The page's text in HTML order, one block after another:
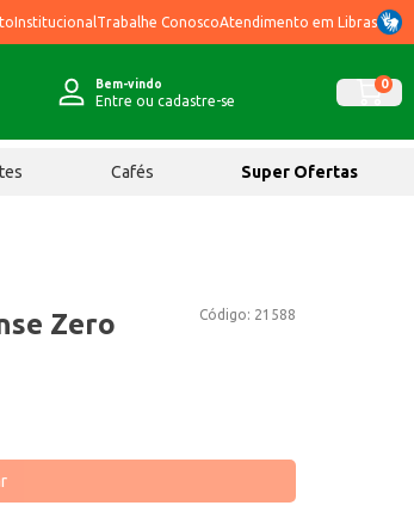
Institucional Trabalhe ConoscoAtendimento em Libras
Bem-vindo
Entre ou cadastre-se
0
Cafés Super Ofertas
Código: 21588
Zero